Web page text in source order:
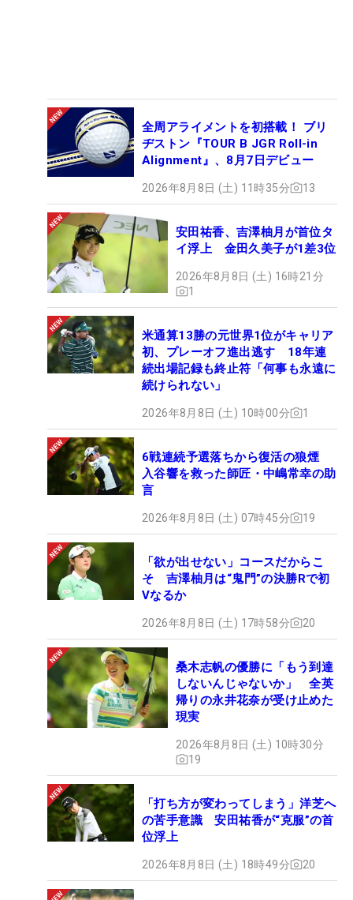
全周アライメントを初搭載！ ブリ
ヂストン『TOUR B JGR Roll-in
Alignment』、8月7日デビュー
2026年8月8日 (土) 11時35分 13
安田祐香、吉澤柚月が首位タ
イ浮上 金田久美子が1差3位
2026年8月8日 (土) 16時21分
1
米通算13勝の元世界1位がキャリア
初、プレーオフ進出逃す 18年連
続出場記録も終止符「何事も永遠に
続けられない」
2026年8月8日 (土) 10時00分 1
6戦連続予選落ちから復活の狼煙
入谷響を救った師匠・中嶋常幸の助
言
2026年8月8日 (土) 07時45分 19
「欲が出せない」コースだからこ
そ 吉澤柚月は“鬼門”の決勝Rで初
Vなるか
2026年8月8日 (土) 17時58分 20
桑木志帆の優勝に「もう到達
しないんじゃないか」 全英
帰りの永井花奈が受け止めた
現実
2026年8月8日 (土) 10時30分
19
「打ち方が変わってしまう」洋芝へ
の苦手意識 安田祐香が“克服”の首
位浮上
2026年8月8日 (土) 18時49分 20